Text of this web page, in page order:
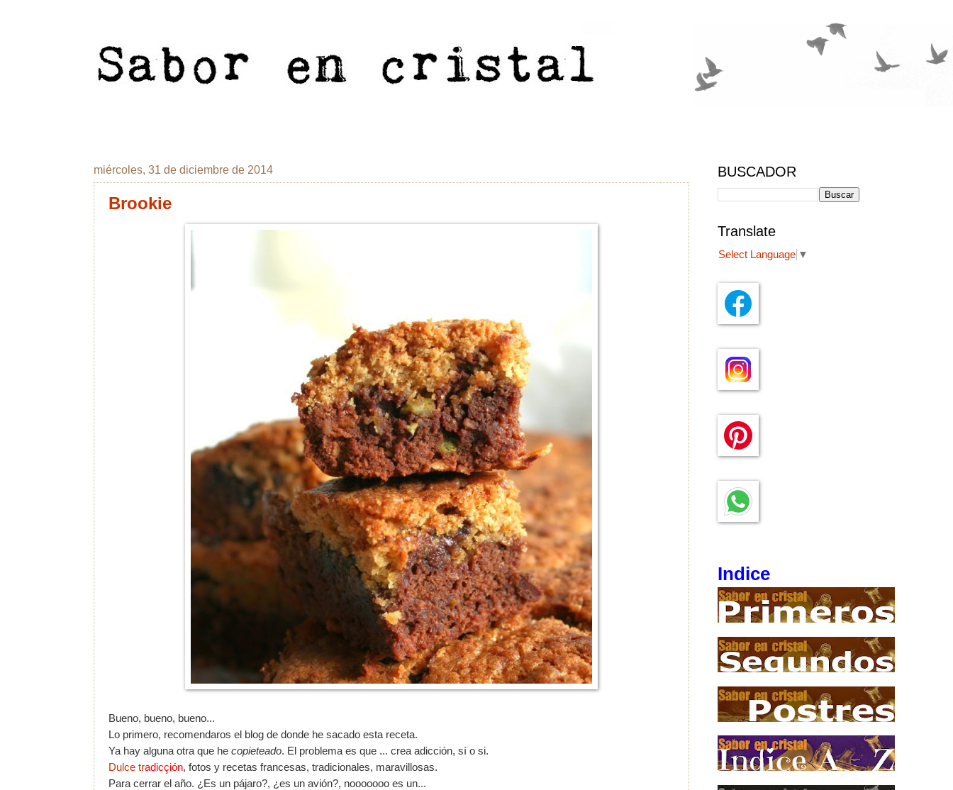
miércoles, 31 de diciembre de 2014
Brookie
Bueno, bueno, bueno...
Lo primero, recomendaros el blog de donde he sacado esta receta.
Ya hay alguna otra que he copieteado. El problema es que ... crea adicción, sí o si.
Dulce tradicçión, fotos y recetas francesas, tradicionales, maravillosas.
Para cerrar el año. ¿Es un pájaro?, ¿es un avión?, nooooooo es un...
BUSCADOR
Translate
Select Language ▼
Indice